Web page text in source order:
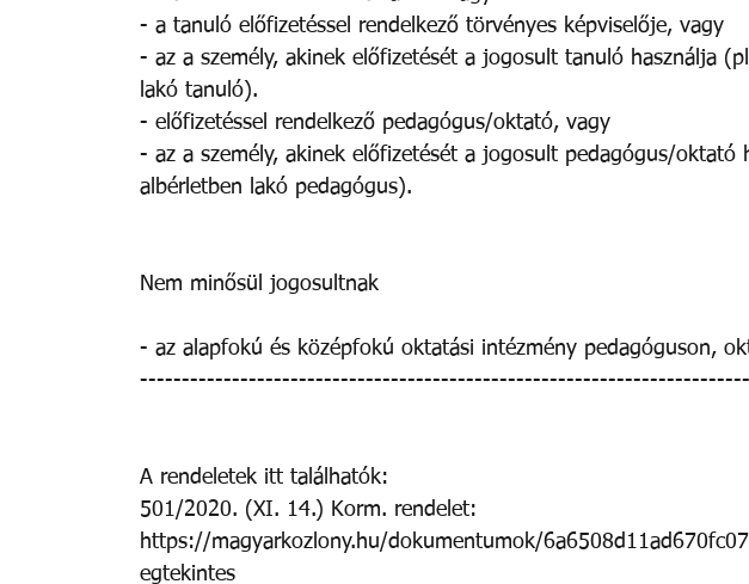
- a tanuló előfizetéssel rendelkező törvényes képviselője, vagy
- az a személy, akinek előfizetését a jogosult tanuló használja
lakó tanuló).
- előfizetéssel rendelkező pedagógus/oktató, vagy
- az a személy, akinek előfizetését a jogosult pedagógus/oktató
albérletben lakó pedagógus).
Nem minősül jogosultnak
- az alapfokú és középfokú oktatási intézmény pedagóguson,
A rendeletek itt találhatók:
501/2020. (XI. 14.) Korm. rendelet:
https://magyarkozlony.hu/dokumentumok/
egtekintes